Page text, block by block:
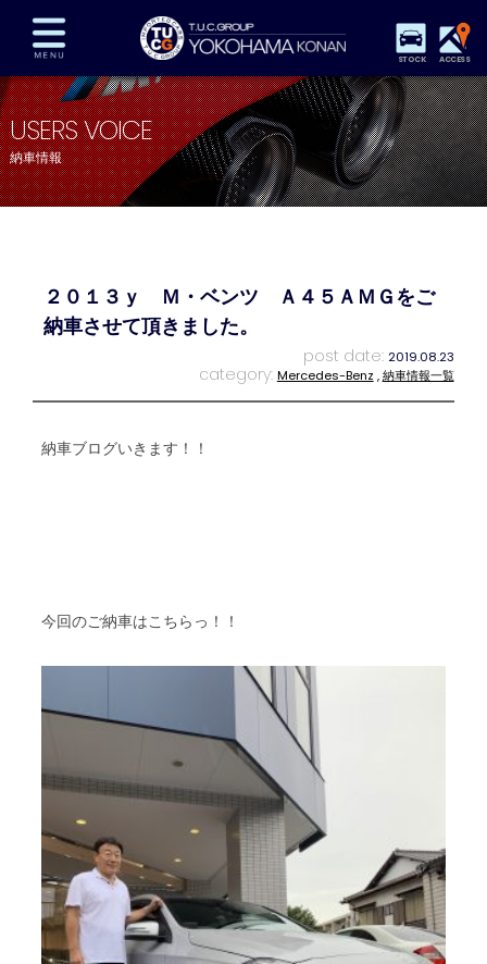
STOCK ACCESS
在庫車両情報 保証&サービス パーツリスト
TUCとは？ 店舗情報 アクセスマップ
全国納車 特別作業 注文販売
プライバシーポリシー スタッフblog
USERS VOICE
納車情報
２０１３ｙ Ｍ・ベンツ Ａ４５ＡＭＧをご
納車させて頂きました。
post date: 2019.08.23
category: Mercedes-Benz ,納車情報一覧
納車ブログいきます！！
今回のご納車はこちらっ！！